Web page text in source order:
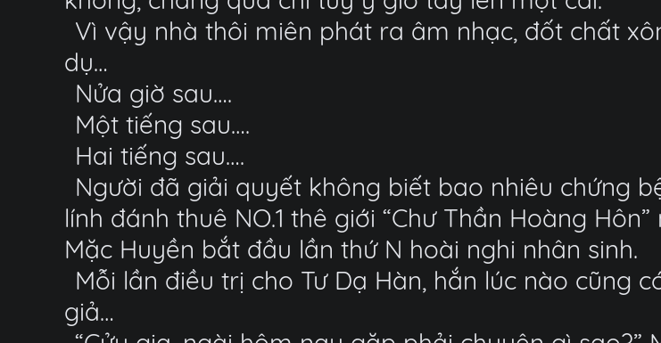
Vì vậy nhà thôi miên phát ra âm nhạc, đốt chất
dụ…
Nửa giờ sau….
Một tiếng sau….
Hai tiếng sau….
Người đã giải quyết không biết bao nhiêu chứng
lính đánh thuê NO.1 thê giới “Chư Thần Hoàng
Mặc Huyền bắt đầu lần thứ N hoài nghi nhân sinh.
Mỗi lần điều trị cho Tư Dạ Hàn, hắn lúc nào cũng
giả…